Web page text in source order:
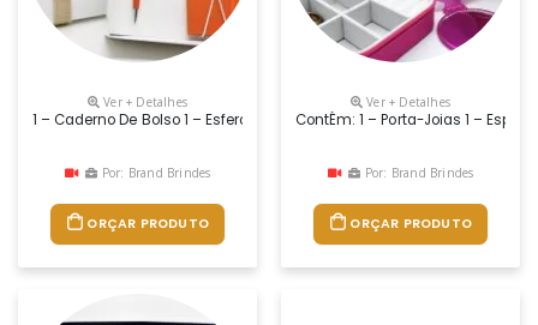
Ver + Detalhes
1 – Caderno De Bolso 1 – Esferográfica Em Alumínio 1 – Nécessaire
Por: Brand Brindes
ORÇAR PRODUTO
Ver + Detalhes
ContÉm: 1 – Porta-Joias 1 –
Por: Brand Brindes
ORÇAR PRODUTO